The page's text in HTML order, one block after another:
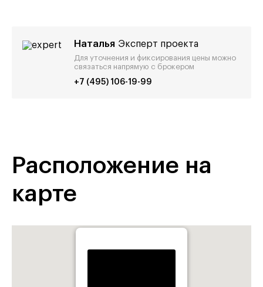
Наталья Эксперт проекта
Для уточнения и фиксирования цены можно
связаться напрямую с брокером
+7 (495) 106-19-99
Расположение на
карте